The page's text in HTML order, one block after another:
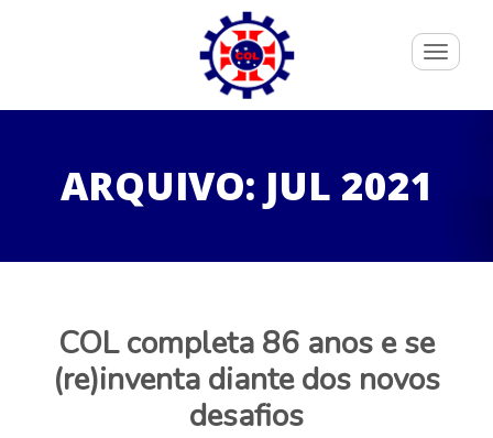
Toggle
ARQUIVO: JUL 2021
COL completa 86 anos e se
(re)inventa diante dos novos
desafios